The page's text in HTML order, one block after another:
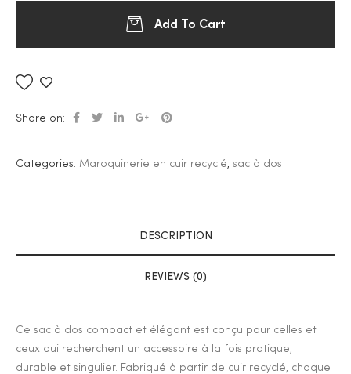
Add To Cart
Share on:
Categories: Maroquinerie en cuir recyclé sac à dos
DESCRIPTION
REVIEWS (0)
Ce sac à dos compact et élégant est conçu pour celles et
ceux qui recherchent un accessoire à la fois pratique,
durable et singulier. Fabriqué à partir de cuir recyclé, chaque